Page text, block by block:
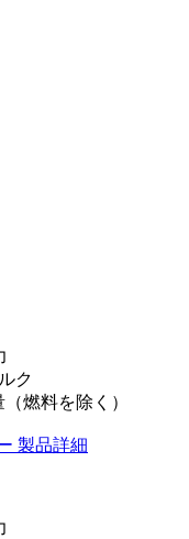
ク
燃料を除く）
製品詳細